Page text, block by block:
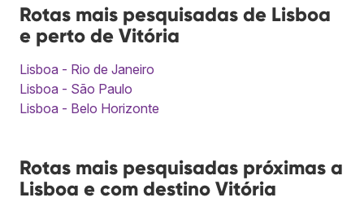
Rotas mais pesquisadas de Lisboa
e perto de Vitória
Lisboa - Rio de Janeiro
Lisboa - São Paulo
Lisboa - Belo Horizonte
Rotas mais pesquisadas próximas a
Lisboa e com destino Vitória